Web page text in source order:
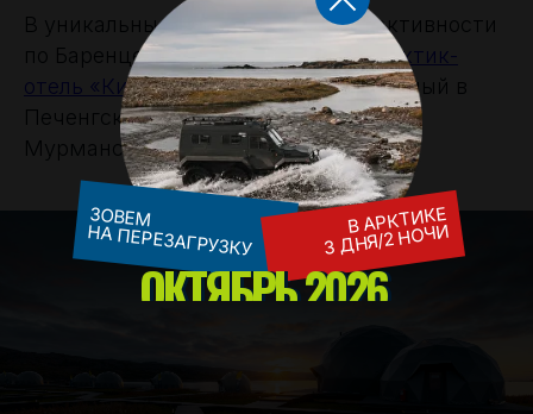
В уникальные приключенческие активности
по Баренцеву морю приглашаетАрктик-
отель «Китовый берег», расположенный в
Печенгском муниципальном округе
Мурманской области.
ЗОВЕМ
НА ПЕРЕЗАГРУЗКУ
В АРКТИКЕ
3 ДНЯ/2 НОЧИ
ОКТЯБРЬ 2026